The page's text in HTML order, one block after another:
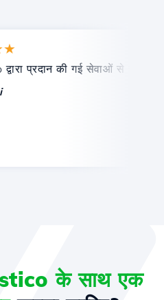
प्रदान की गई सेवाओं से संतुष्ट हूं।
के साथ एक